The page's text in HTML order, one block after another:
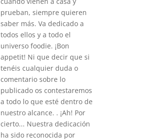
prueban, siempre quieren
saber más. Va dedicado a
todos ellos y a todo el
universo foodie. ¡Bon
appetit! Ni que decir que si
tenéis cualquier duda o
comentario sobre lo
publicado os contestaremos
a todo lo que esté dentro de
nuestro alcance. . ¡Ah! Por
cierto... Nuestra dedicación
ha sido reconocida por